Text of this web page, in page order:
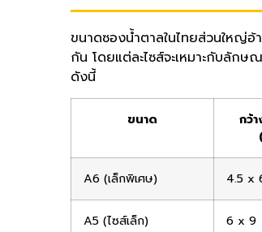
ขนาดซองน้ำตาลในไทยส่วนใหญ่อ้
กัน โดยแต่ละไซส์จะเหมาะกับลักษ
ดังนี้
ขนาด
กว้
A6 (เล็กพิเศษ) 4.5 x
A5 (ไซส์เล็ก) 6 x 9